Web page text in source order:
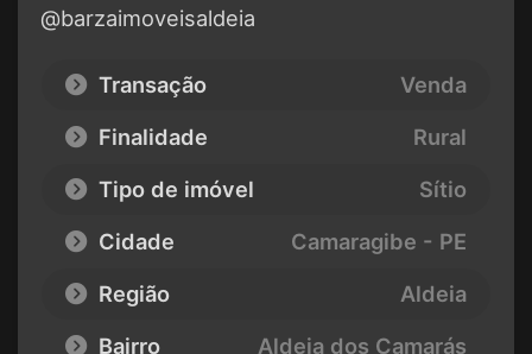
@barzaimoveisaldeia
Transação
Venda
Finalidade
Rural
Tipo de imóvel
Sítio
Cidade
Camaragibe - PE
Região
Aldeia
Bairro
Aldeia dos Camarás